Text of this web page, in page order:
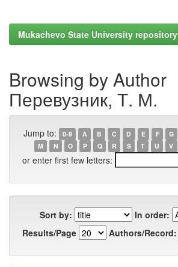
Mukachevo State University repository
Browsing by Author
Перевузник, Т. М.
Jump to: 0-9 A B C D E F G
M
N O P Q R S T U V
or enter first few letters:
Sort by:
In order:
Results/Page
Authors/Record: